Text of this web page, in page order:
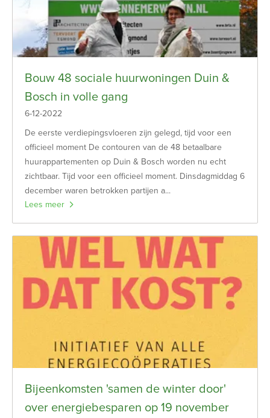
Bouw 48 sociale huurwoningen Duin &
Bosch in volle gang
6-12-2022
De eerste verdiepingsvloeren zijn gelegd, tijd voor een
officieel moment De contouren van de 48 betaalbare
huurappartementen op Duin & Bosch worden nu echt
zichtbaar. Tijd voor een officieel moment. Dinsdagmiddag 6
december waren betrokken partijen a...
Lees meer
Bijeenkomsten 'samen de winter door'
over energiebesparen op 19 november